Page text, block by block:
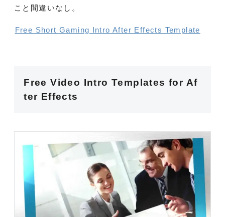
こと間違いなし。
Free Short Gaming Intro After Effects Template
Free Video Intro Templates for Af
ter Effects